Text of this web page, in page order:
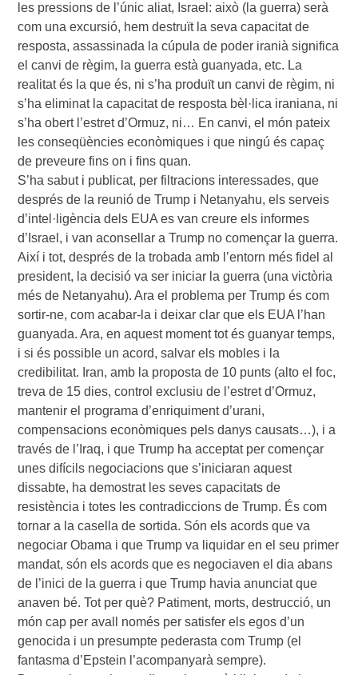
les pressions de l’únic aliat, Israel: això (la guerra) serà
com una excursió, hem destruït la seva capacitat de
resposta, assassinada la cúpula de poder iranià significa
el canvi de règim, la guerra està guanyada, etc. La
realitat és la que és, ni s’ha produït un canvi de règim, ni
s’ha eliminat la capacitat de resposta bèl·lica iraniana, ni
s’ha obert l’estret d’Ormuz, ni… En canvi, el món pateix
les conseqüències econòmiques i que ningú és capaç
de preveure fins on i fins quan.
S’ha sabut i publicat, per filtracions interessades, que
després de la reunió de Trump i Netanyahu, els serveis
d’intel·ligència dels EUA es van creure els informes
d’Israel, i van aconsellar a Trump no començar la guerra.
Així i tot, després de la trobada amb l’entorn més fidel al
president, la decisió va ser iniciar la guerra (una victòria
més de Netanyahu). Ara el problema per Trump és com
sortir-ne, com acabar-la i deixar clar que els EUA l’han
guanyada. Ara, en aquest moment tot és guanyar temps,
i si és possible un acord, salvar els mobles i la
credibilitat. Iran, amb la proposta de 10 punts (alto el foc,
treva de 15 dies, control exclusiu de l’estret d’Ormuz,
mantenir el programa d’enriquiment d’urani,
compensacions econòmiques pels danys causats…), i a
través de l’Iraq, i que Trump ha acceptat per començar
unes difícils negociacions que s’iniciaran aquest
dissabte, ha demostrat les seves capacitats de
resistència i totes les contradiccions de Trump. És com
tornar a la casella de sortida. Són els acords que va
negociar Obama i que Trump va liquidar en el seu primer
mandat, són els acords que es negociaven el dia abans
de l’inici de la guerra i que Trump havia anunciat que
anaven bé. Tot per què? Patiment, morts, destrucció, un
món cap per avall només per satisfer els egos d’un
genocida i un presumpte pederasta com Trump (el
fantasma d’Epstein l’acompanyarà sempre).